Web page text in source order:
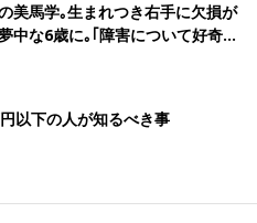
美馬学｡生まれつき右手に欠損が
中な6歳に｡｢障害について好奇の
」【先天性欠損症】
以下の人が知るべき事